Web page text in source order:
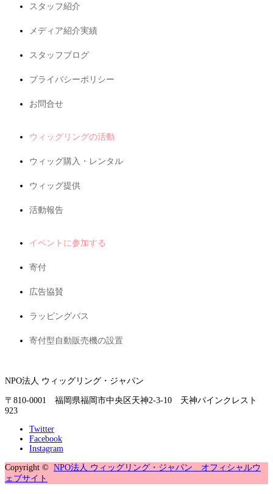
スタッフ紹介
メディア紹介実績
スタッフブログ
プライバシーポリシー
お問合せ
ウィッグリングの活動
ウィッグ購入・レンタル
ウィッグ提供
活動報告
イベントに参加する
寄付
広告協賛
ラッピングバス
寄付型自動販売機の設置
NPO法人 ウィッグリング・ジャパン
〒810-0001 福岡県福岡市中央区天神2-3-10 天神パインクレスト
923
Twitter
Facebook
Instagram
Copyright © NPO法人 ウィッグリング・ジャパン オフィシャルウ
ェブサイト